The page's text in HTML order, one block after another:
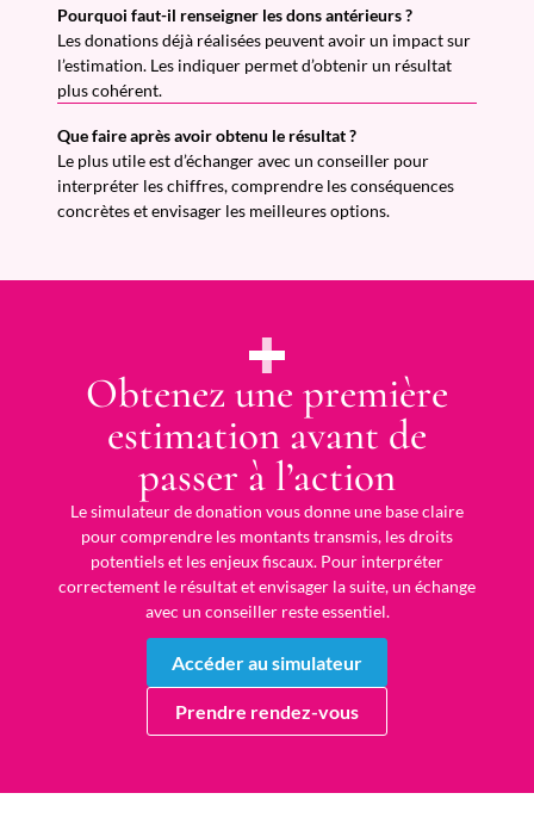
Pourquoi faut-il renseigner les dons antérieurs ?
Les donations déjà réalisées peuvent avoir un impact sur
l’estimation. Les indiquer permet d’obtenir un résultat
plus cohérent.
Que faire après avoir obtenu le résultat ?
Le plus utile est d’échanger avec un conseiller pour
interpréter les chiffres, comprendre les conséquences
concrètes et envisager les meilleures options.
Obtenez une première
estimation avant de
passer à l’action
Le simulateur de donation vous donne une base claire
pour comprendre les montants transmis, les droits
potentiels et les enjeux fiscaux. Pour interpréter
correctement le résultat et envisager la suite, un échange
avec un conseiller reste essentiel.
Accéder au simulateur
Prendre rendez-vous